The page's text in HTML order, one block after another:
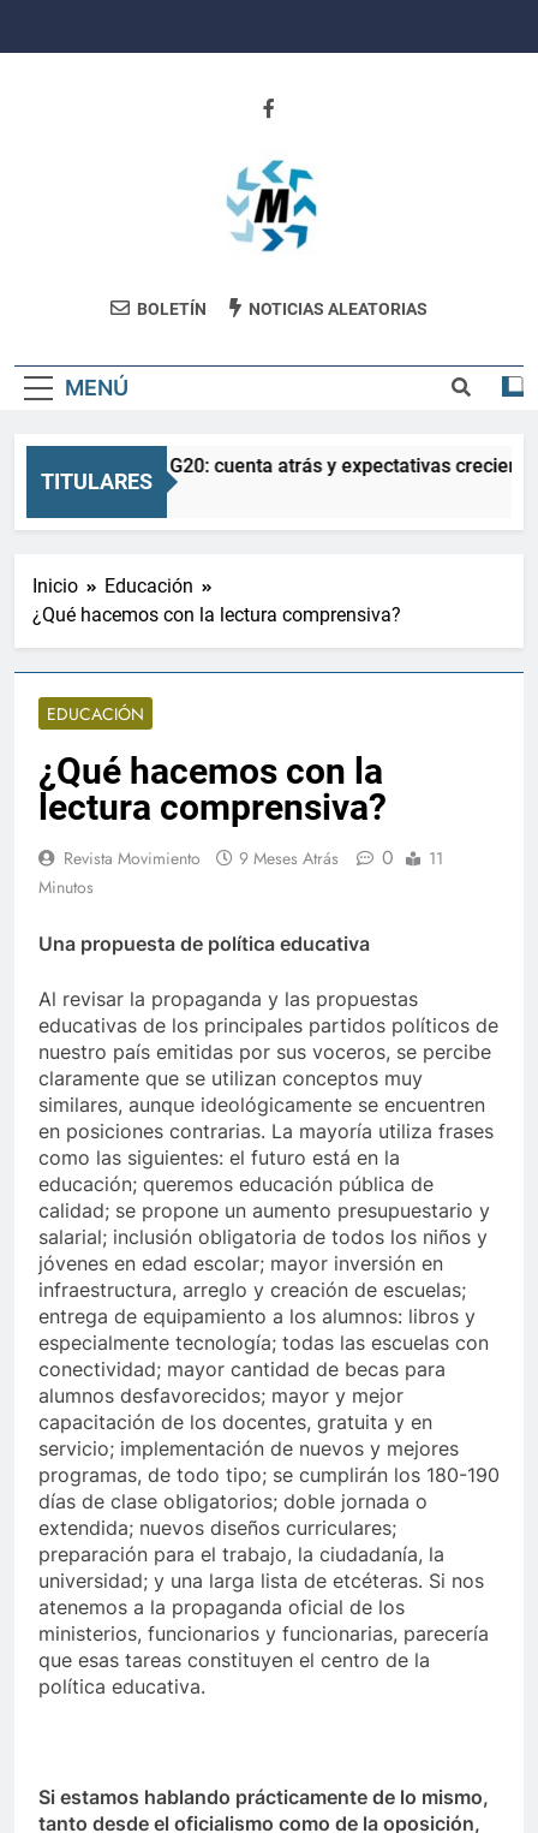
Revista
BOLETÍN NOTICIAS ALEATORIAS
MENÚ
TITULARES
La Salud en el G20: cuenta atrás y expectativas crecientes
3 Meses Atrás
Inicio
Educación
¿Qué hacemos con la lectura comprensiva?
EDUCACIÓN
¿Qué hacemos con la
lectura comprensiva?
Revista Movimiento 9 Meses Atrás 0
11
Minutos
Una propuesta de política educativa
Al revisar la propaganda y las propuestas
educativas de los principales partidos políticos de
nuestro país emitidas por sus voceros, se percibe
claramente que se utilizan conceptos muy
similares, aunque ideológicamente se encuentren
en posiciones contrarias. La mayoría utiliza frases
como las siguientes: el futuro está en la
educación; queremos educación pública de
calidad; se propone un aumento presupuestario y
salarial; inclusión obligatoria de todos los niños y
jóvenes en edad escolar; mayor inversión en
infraestructura, arreglo y creación de escuelas;
entrega de equipamiento a los alumnos: libros y
especialmente tecnología; todas las escuelas con
conectividad; mayor cantidad de becas para
alumnos desfavorecidos; mayor y mejor
capacitación de los docentes, gratuita y en
servicio; implementación de nuevos y mejores
programas, de todo tipo; se cumplirán los 180-190
días de clase obligatorios; doble jornada o
extendida; nuevos diseños curriculares;
preparación para el trabajo, la ciudadanía, la
universidad; y una larga lista de etcéteras. Si nos
atenemos a la propaganda oficial de los
ministerios, funcionarios y funcionarias, parecería
que esas tareas constituyen el centro de la
política educativa.
Si estamos hablando prácticamente de lo mismo,
tanto desde el oficialismo como de la oposición,